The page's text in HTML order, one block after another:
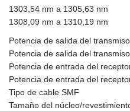
1303,54 nm a 1305,63 nm
1308,09 nm a 1310,19 nm
Potencia de salida del
Potencia de salida del
Potencia de entrada del
Potencia de entrada del
Tipo de cable SMF
Tamaño del núcleo/